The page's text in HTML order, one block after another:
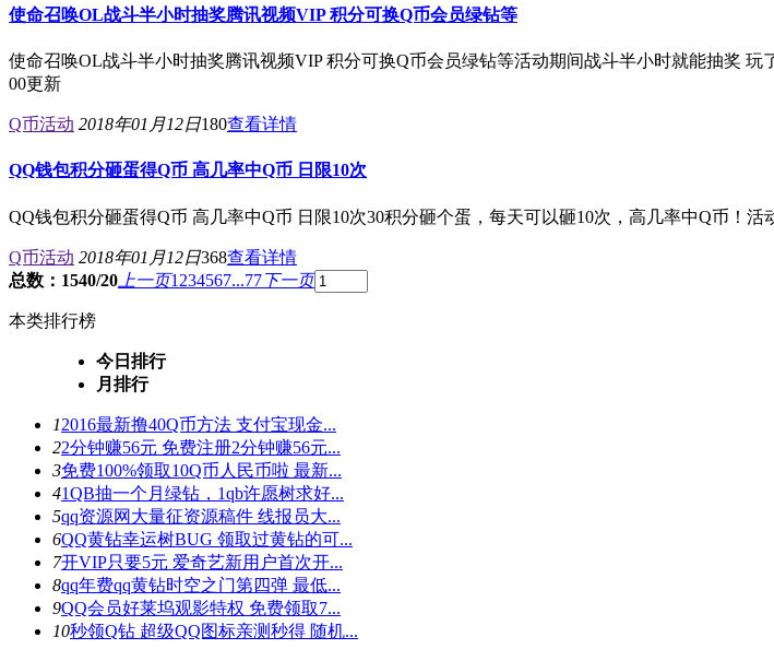
使命召唤OL战斗半小时抽奖腾讯视频VIP 积分可换Q币会员绿钻等
使命召唤OL战斗半小时抽奖腾讯视频VIP 积分可换Q币会员绿钻等活动期间战斗半小时就能抽奖
00更新
Q币活动 2018年01月12日180查看详情
QQ钱包积分砸蛋得Q币 高几率中Q币 日限10次
QQ钱包积分砸蛋得Q币 高几率中Q币 日限10次30积分砸个蛋，每天可以砸10次，高几率中Q币！活
Q币活动 2018年01月12日368查看详情
总数：1540/20 上一页1 234567...77下一页
本类排行榜
今日排行
月排行
12016最新撸40Q币方法 支付宝现金...
22分钟赚56元 免费注册2分钟赚56元...
3免费100%领取10Q币人民币啦 最新...
41QB抽一个月绿钻，1qb许愿树求好...
5qq资源网大量征资源稿件 线报员大...
6QQ黄钻幸运树BUG 领取过黄钻的可...
7开VIP只要5元 爱奇艺新用户首次开...
8qq年费qq黄钻时空之门第四弹 最低...
9QQ会员好莱坞观影特权 免费领取7...
10秒领Q钻 超级QQ图标亲测秒得 随机...